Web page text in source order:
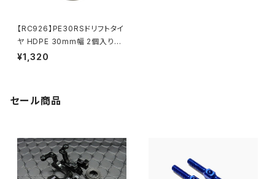
【RC926】PE30RSドリフトタイ
ヤ HDPE 30mm幅 2個入り
KN-DT11PE30
¥1,320
セール商品